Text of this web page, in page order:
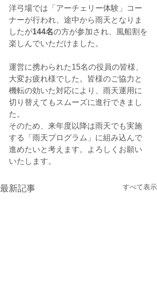
洋弓場では「アーチェリー体験」コー
ナーが行われ、途中から雨天となりま
したが144名の方が参加され、風船割を
楽しんでいただけました。
運営に携わられた15名の役員の皆様、
大変お疲れ様でした。皆様のご協力と
機転の効いた対応により、雨天運用に
切り替えてもスムーズに進行できまし
た。
そのため、来年度以降は雨天でも実施
する「雨天プログラム」に組み込んで
進めたいと考えます。よろしくお願い
いたします。
最新記事 すべて表示